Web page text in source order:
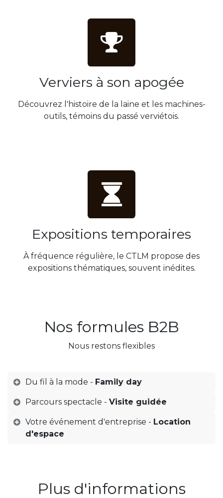
Verviers à son apogée
Découvrez l'histoire de la laine et les machines-
outils, témoins du passé verviétois.
Expositions temporaires
À fréquence régulière, le CTLM propose des
expositions thématiques, souvent inédites.
Nos formules B2B
Nous restons flexibles
Du fil à la mode - Family day
Parcours spectacle - Visite guidée
Votre événement d'entreprise - Location
d'espace
Plus d'informations